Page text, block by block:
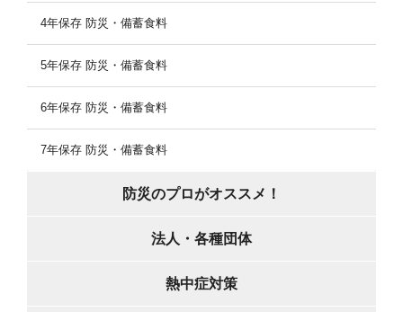
4年保存 防災・備蓄食料
5年保存 防災・備蓄食料
6年保存 防災・備蓄食料
7年保存 防災・備蓄食料
防災のプロがオススメ！
法人・各種団体
熱中症対策